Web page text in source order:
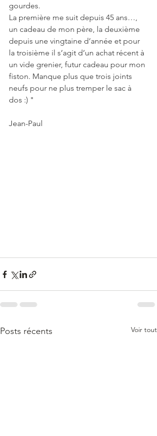
gourdes.
La première me suit depuis 45 ans…,
un cadeau de mon père, la deuxième
depuis une vingtaine d’année et pour
la troisième il s’agit d’un achat récent à
un vide grenier, futur cadeau pour mon
fiston. Manque plus que trois joints
neufs pour ne plus tremper le sac à
dos :) "
Jean-Paul
Posts récents Voir tout